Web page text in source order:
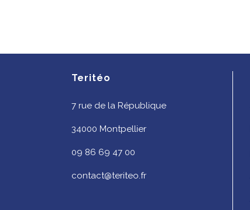
Teritéo
7 rue de la République
34000 Montpellier
09 86 69 47 00
contact@teriteo.fr